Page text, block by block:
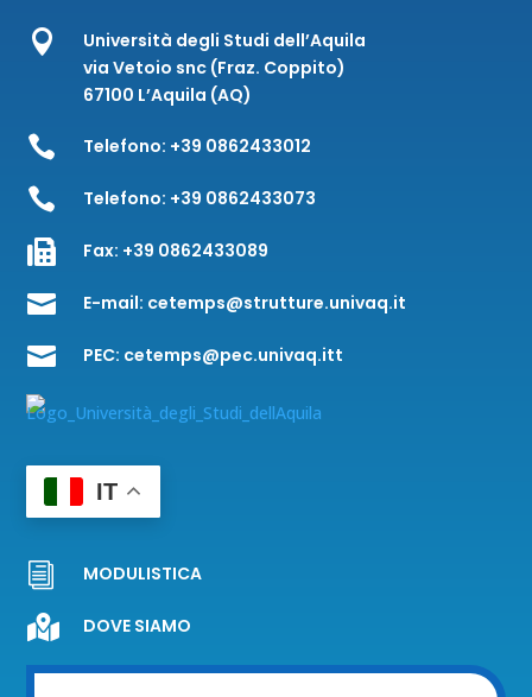

Università degli Studi dell’Aquila
via Vetoio snc (Fraz. Coppito)
67100 L’Aquila (AQ)
 Telefono: +39 0862433012
 Telefono: +39 0862433073
 Fax: +39 0862433089
 E-mail: cetemps@strutture.univaq.it
 PEC: cetemps@pec.univaq.itt
IT
i MODULISTICA
 DOVE SIAMO